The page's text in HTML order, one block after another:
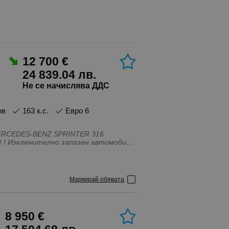
12 700 €
24 839.04 лв.
Не се начислява ДДС
163 к.с.
Евро 6
-Добри гуми Регистриран -
Централно заключване,
на волана, Сензор за
Маркирай обявата
8 950 €